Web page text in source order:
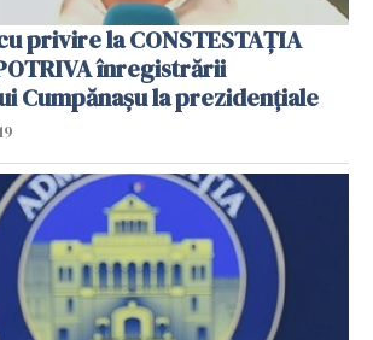
privire la CONSTESTAȚIA
înregistrării
Cumpănașu la prezidențiale